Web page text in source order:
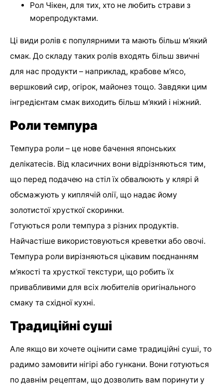
Рол Чікен, для тих, хто не любить страви з
морепродуктами.
Ці види ролів є популярними та мають більш м’який
смак. До складу таких ролів входять більш звичні
для нас продукти – наприклад, крабове м’ясо,
вершковий сир, огірок, майонез тощо. Завдяки цим
інгредієнтам смак виходить більш м’який і ніжний.
Роли темпура
Темпура роли – це нове бачення японських
делікатесів. Від класичних вони відрізняються тим,
що перед подачею на стіл їх обвалюють у клярі й
обсмажують у киплячій олії, що надає йому
золотистої хрусткої скоринки.
Готуються роли темпура з різних продуктів.
Найчастіше використовуються креветки або овочі.
Темпура роли вирізняються цікавим поєднанням
м’якості та хрусткої текстури, що робить їх
привабливими для всіх любителів оригінального
смаку та східної кухні.
Традиційні суші
Але якщо ви хочете оцінити саме традиційні суші, то
радимо замовити нігірі або гункани. Вони готуються
по давнім рецептам, що дозволить вам поринути у